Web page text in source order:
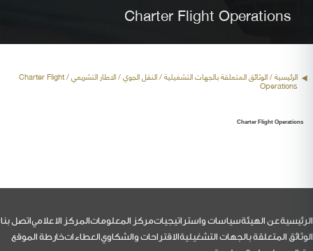
Charter Flight Operations
الرئيسية/ الوثائق المتعلقة بالجهات التشغيلية /النقل الجوي / الاطار التشريعي / Charter Flight
Operations
Charter Flight Operations
التذييل
الرئيسيةعن الهيئةسياسات واستراتيجياتمركز المعلوماتالمركز الاعلامياتصل بنا
الوثائق المتعلقة بالجهات التشغيليةالاقتراحات والشكاويالعطاءاتخارطة الموقع